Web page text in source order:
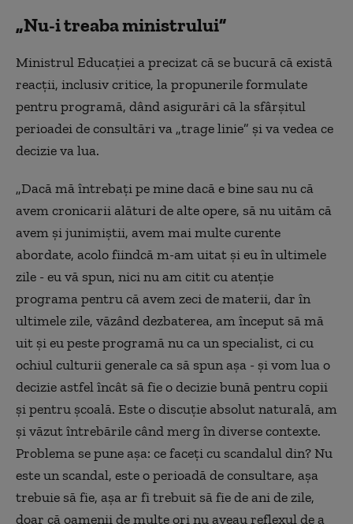
„Nu-i treaba ministrului”
Ministrul Educaţiei a precizat că se bucură că există
reacţii, inclusiv critice, la propunerile formulate
pentru programă, dând asigurări că la sfârşitul
perioadei de consultări va „trage linie” şi va vedea ce
decizie va lua.
„Dacă mă întrebaţi pe mine dacă e bine sau nu că
avem cronicarii alături de alte opere, să nu uităm că
avem şi junimiştii, avem mai multe curente
abordate, acolo fiindcă m-am uitat şi eu în ultimele
zile - eu vă spun, nici nu am citit cu atenţie
programa pentru că avem zeci de materii, dar în
ultimele zile, văzând dezbaterea, am început să mă
uit şi eu peste programă nu ca un specialist, ci cu
ochiul culturii generale ca să spun aşa - şi vom lua o
decizie astfel încât să fie o decizie bună pentru copii
şi pentru şcoală. Este o discuţie absolut naturală, am
şi văzut întrebările când merg în diverse contexte.
Problema se pune aşa: ce faceţi cu scandalul din? Nu
este un scandal, este o perioadă de consultare, aşa
trebuie să fie, aşa ar fi trebuit să fie de ani de zile,
doar că oamenii de multe ori nu aveau reflexul de a